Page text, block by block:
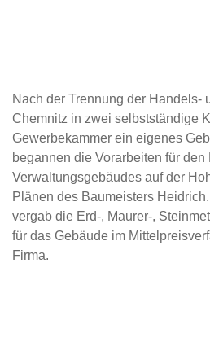
Nach der Trennung der Handels-
Chemnitz in zwei selbstständige
Gewerbekammer ein eigenes
begannen die Vorarbeiten für den
Verwaltungsgebäudes auf der
Plänen des Baumeisters
vergab die Erd-, Maurer-,
für das Gebäude im
Firma.